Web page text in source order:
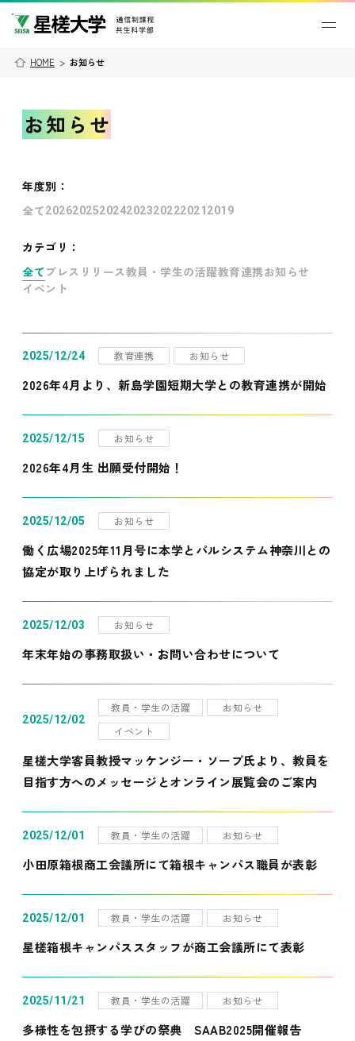
HOME > お知らせ
お知らせ
年度別 ：
全て202620252024202320222021 2019
カテゴリ：
全て プレスリリース教員・学生の活躍教育連携お知らせ
イベント
2025/12/24 教育連携 お知らせ
2026年4月より、新島学園短期大学との教育連携が開始
2025/12/15 お知らせ
2026年4月生 出願受付開始！
2025/12/05 お知らせ
働く広場2025年11月号に本学とパルシステム神奈川との
協定が取り上げられました
2025/12/03 お知らせ
年末年始の事務取扱い・お問い合わせについて
2025/12/02
教員・学生の活躍
お知らせ
イベント
星槎大学客員教授マッケンジー・ソープ氏より、教員を
目指す方へのメッセージとオンライン展覧会のご案内
2025/12/01 教員・学生の活躍 お知らせ
小田原箱根商工会議所にて箱根キャンパス職員が表彰
2025/12/01 教員・学生の活躍 お知らせ
星槎箱根キャンパススタッフが商工会議所にて表彰
2025/11/21 教員・学生の活躍 お知らせ
多様性を包摂する学びの祭典 SAAB2025開催報告